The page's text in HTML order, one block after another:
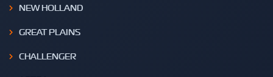
NEW HOLLAND
GREAT PLAINS
CHALLENGER